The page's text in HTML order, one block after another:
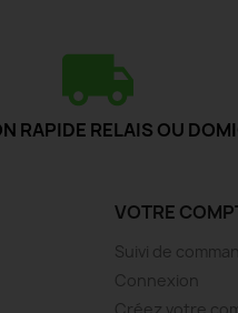
RAPIDE RELAIS OU
VOTRE
Suivi de
Connexion